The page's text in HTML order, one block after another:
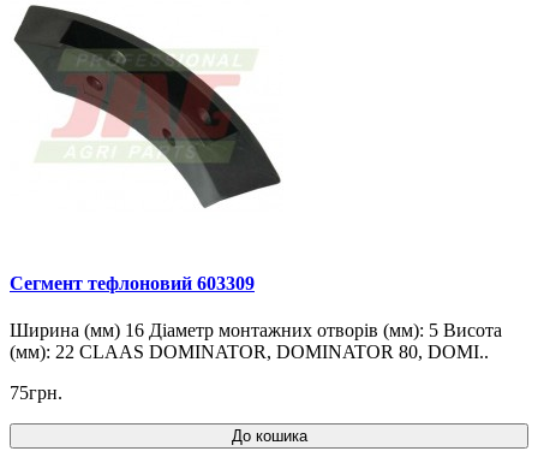
Cегмент тефлоновий 603309
Ширина (мм) 16 Діаметр монтажних отворів (мм): 5 Висота
(мм): 22 CLAAS DOMINATOR, DOMINATOR 80, DOMI..
75грн.
До кошика